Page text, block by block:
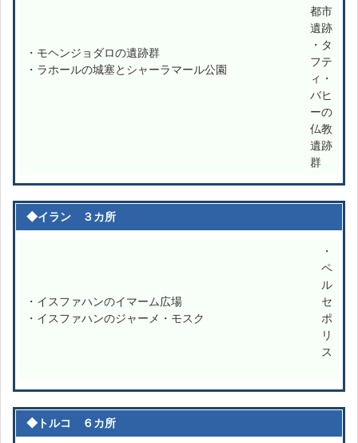
・モヘンジョダロの遺跡群
・ラホールの城塞とシャーラマール公園
都市
遺跡
・タ
フテ
ィ・
バヒ
ーの
仏教
遺跡
群
◆イラン ３カ所
・イスファハンのイマーム広場
・イスファハンのジャーメ・モスク
・
ペ
ル
セ
ポ
リ
ス
◆トルコ ６カ所